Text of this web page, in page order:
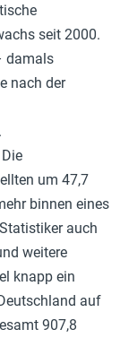
seit 2000.
damals
nach der
um 47,7
binnen eines
auch
weitere
knapp ein
auf
907,8